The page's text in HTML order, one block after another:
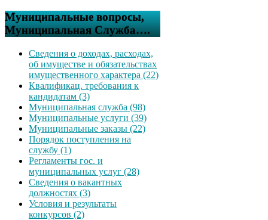
Муниципальные вопросы,
Муниципальная Служба….
Сведения о доходах, расходах,
об имуществе и обязательствах
имущественного характера (22)
Квалификац. требования к
кандидатам (3)
Муниципальная служба (98)
Муниципальные услуги (39)
Муниципальные заказы (22)
Порядок поступления на
службу (1)
Регламенты гос. и
муниципальных услуг (28)
Сведения о вакантных
должностях (3)
Условия и результаты
конкурсов (2)